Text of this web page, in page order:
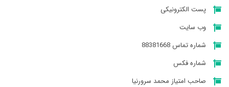
پست الکترونیکی
وب سایت
شماره تماس 88381668
شماره فکس
صاحب امتیاز محمد سرورنيا